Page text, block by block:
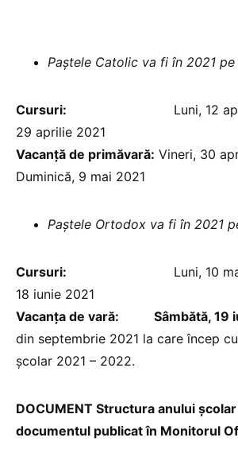
Paștele Catolic va fi în 2021
Cursuri: Luni, 12 aprilie
29 aprilie 2021
Vacanță de primăvară: Vineri, 30
Duminică, 9 mai 2021
Paștele Ortodox va fi în 2021
Cursuri: Luni, 10 mai
18 iunie 2021
Vacanţa de vară: Sâmbătă, 19
din septembrie 2021 la care încep
şcolar 2021 – 2022.
DOCUMENT Structura anului
documentul publicat în Monitorul